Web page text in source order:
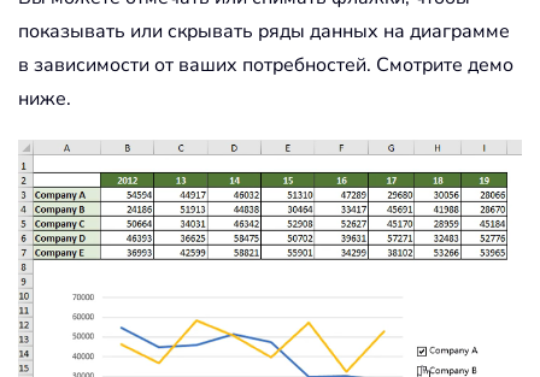
показывать или скрывать ряды данных на диаграмме
в зависимости от ваших потребностей. Смотрите демо
ниже.